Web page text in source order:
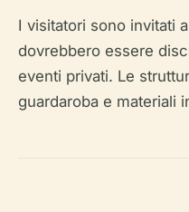
I visitatori sono invitati
dovrebbero essere
eventi privati. Le
guardaroba e materiali